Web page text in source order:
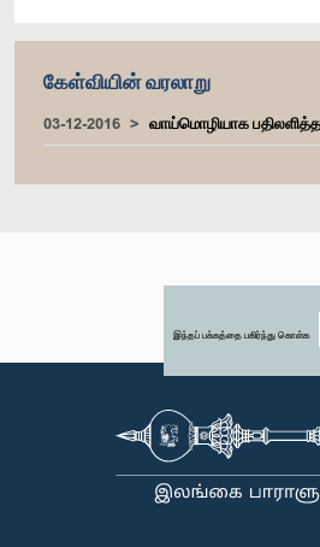
கேள்வியின் வரலாறு
03-12-2016 வாய்மொழியாக
இந்தப் பக்கத்தை பகிர்ந்து கொள்க